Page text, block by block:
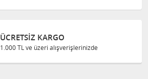
ÜCRETSIZ KARGO
1.000 TL ve üzeri alışverişlerinizde